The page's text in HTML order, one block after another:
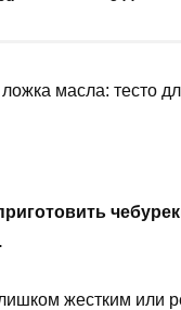
жестким или